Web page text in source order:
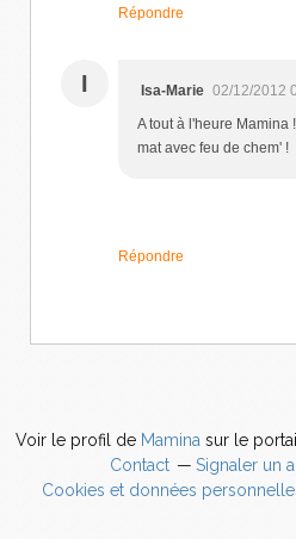
Répondre
I Isa-Marie 02/12/2012
A tout à l'heure Mamina
mat avec feu de chem' !
Répondre
Voir le profil de Mamina sur le
Contact
Signaler un
Cookies et données